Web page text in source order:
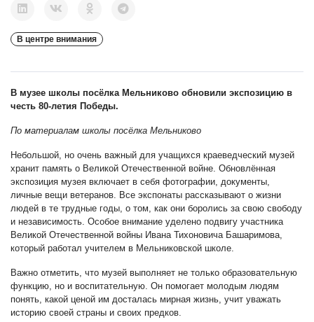
В центре внимания
В музее школы посёлка Мельниково обновили экспозицию в
честь 80-летия Победы.
По материалам школы посёлка Мельниково
Небольшой, но очень важный для учащихся краеведческий музей
хранит память о Великой Отечественной войне. Обновлённая
экспозиция музея включает в себя фотографии, документы,
личные вещи ветеранов. Все экспонаты рассказывают о жизни
людей в те трудные годы, о том, как они боролись за свою свободу
и независимость. Особое внимание уделено подвигу участника
Великой Отечественной войны Ивана Тихоновича Башаримова,
который работал учителем в Мельниковской школе.
Важно отметить, что музей выполняет не только образовательную
функцию, но и воспитательную. Он помогает молодым людям
понять, какой ценой им досталась мирная жизнь, учит уважать
историю своей страны и своих предков.